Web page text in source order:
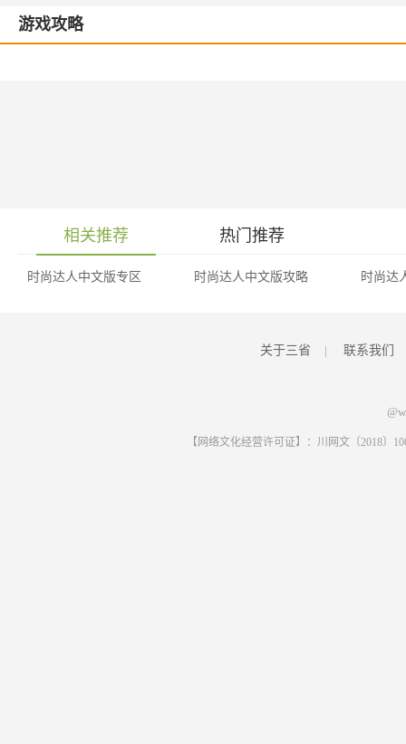
游戏攻略
相关推荐 热门推荐
时尚达人中文版专区 时尚达人中文版攻略 时尚达
关于三省 | 联系我们
【网络文化经营许可证】：川网文〔2018